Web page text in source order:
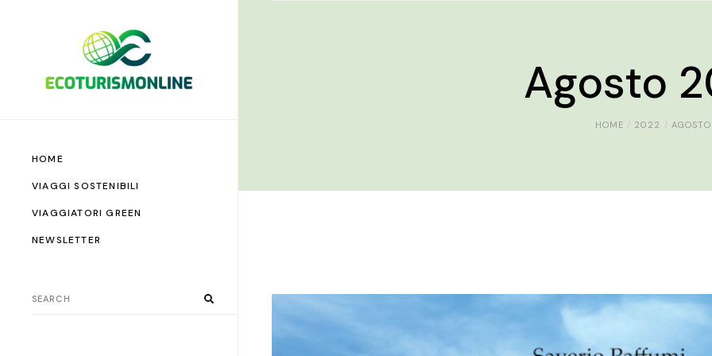
HOME
VIAGGI SOSTENIBILI
VIAGGIATORI GREEN
NEWSLETTER
Agosto
HOME 2022 AGOSTO